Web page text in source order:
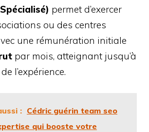
permet d’exercer
ou des centres
une rémunération initiale
par mois, atteignant jusqu’à
l’expérience.
: Cédric guérin team seo
qui booste votre